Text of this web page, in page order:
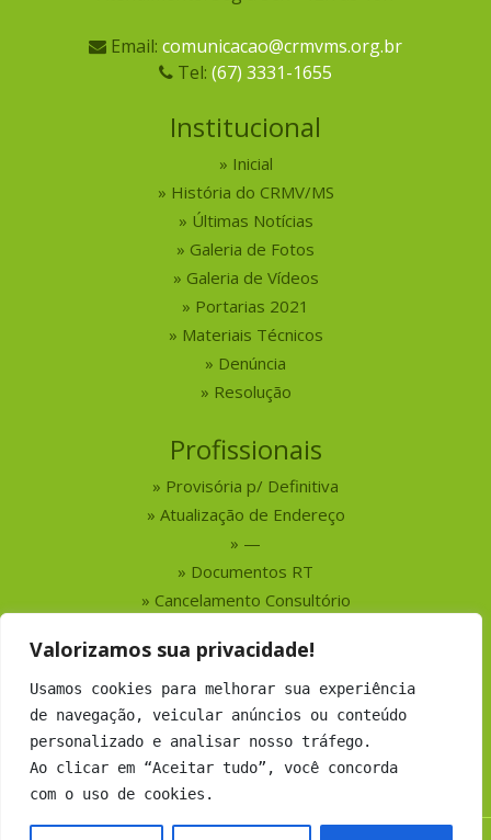
Valorizamos sua privacidade!
Usamos cookies para melhorar sua experiência
de navegação, veicular anúncios ou conteúdo
personalizado e analisar nosso tráfego.
Ao clicar em “Aceitar tudo”, você concorda
com o uso de cookies.
Email: comunicacao@crmvms.org.br
Tel: (67) 3331-1655
Institucional
Inicial
História do CRMV/MS
Últimas Notícias
Galeria de Fotos
Galeria de Vídeos
Portarias 2021
Materiais Técnicos
Denúncia
Resolução
Profissionais
Provisória p/ Definitiva
Atualização de Endereço
—
Documentos RT
Cancelamento Consultório
Serviços
Busca por Profissionais
Busca por Empresas
Números do CRMV-MS